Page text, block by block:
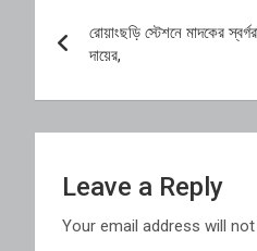
navigation
রোয়াংছড়ি স্টেশনে মাদকের
দায়ের,
Leave a Reply
Your email address will